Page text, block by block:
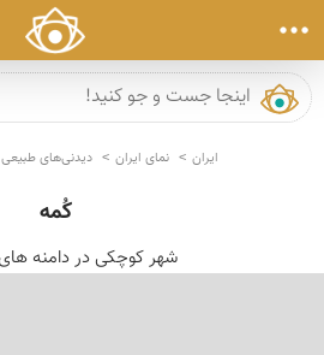
ایران نمای ایران دیدنی‌های طبیعی
کُمه
شهر کوچکی در دامنه های